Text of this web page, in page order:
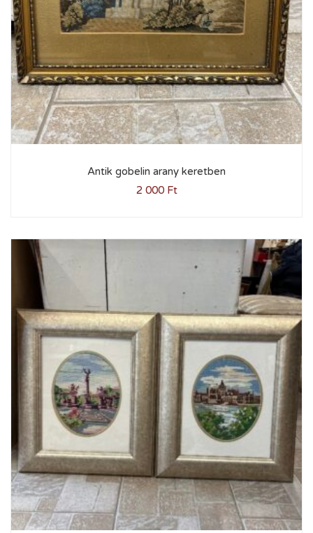
Antik gobelin arany keretben
2 000 Ft